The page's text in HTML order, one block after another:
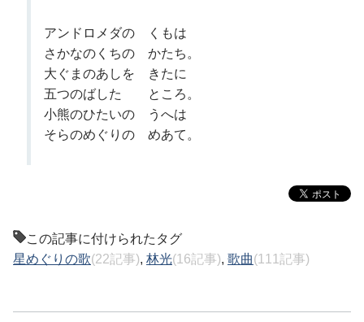
アンドロメダの くもは
さかなのくちの かたち。
大ぐまのあしを きたに
五つのばした ところ。
小熊のひたいの うへは
そらのめぐりの めあて。
この記事に付けられたタグ
星めぐりの歌(22記事), 林光(16記事), 歌曲(111記事)